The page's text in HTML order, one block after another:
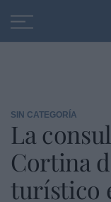
SIN CATEGORÍA
La
Cortina
turístico